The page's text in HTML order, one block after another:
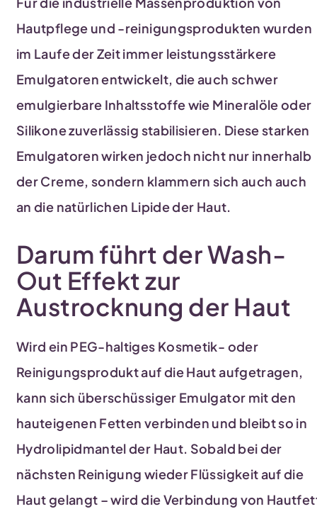
Hautpflege und -reinigungsprodukten wurden
im Laufe der Zeit immer leistungsstärkere
Emulgatoren entwickelt, die auch schwer
emulgierbare Inhaltsstoffe wie Mineralöle oder
Silikone zuverlässig stabilisieren. Diese starken
Emulgatoren wirken jedoch nicht nur innerhalb
der Creme, sondern klammern sich auch auch
an die natürlichen Lipide der Haut.
Darum führt der Wash-
Out Effekt zur
Austrocknung der Haut
Wird ein PEG-haltiges Kosmetik- oder
Reinigungsprodukt auf die Haut aufgetragen,
kann sich überschüssiger Emulgator mit den
hauteigenen Fetten verbinden und bleibt so in
Hydrolipidmantel der Haut. Sobald bei der
nächsten Reinigung wieder Flüssigkeit auf die
Haut gelangt – wird die Verbindung von